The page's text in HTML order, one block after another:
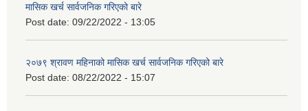
मासिक खर्च सार्वजनिक गरिएको बारे
Post date: 09/22/2022 - 13:05
२०७९ श्रावण महिनाको मासिक खर्च सार्वजनिक गरिएको बारे
Post date: 08/22/2022 - 15:07